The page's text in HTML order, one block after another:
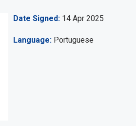
Date Signed 14 Apr 2025
Language Portuguese